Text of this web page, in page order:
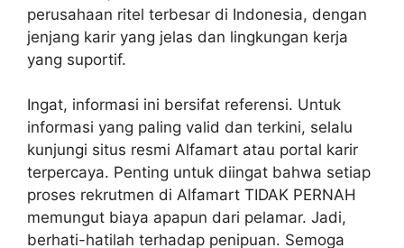
perusahaan ritel terbesar di Indonesia, dengan
jenjang karir yang jelas dan lingkungan kerja
yang suportif.
Ingat, informasi ini bersifat referensi. Untuk
informasi yang paling valid dan terkini, selalu
kunjungi situs resmi Alfamart atau portal karir
terpercaya. Penting untuk diingat bahwa setiap
proses rekrutmen di Alfamart TIDAK PERNAH
memungut biaya apapun dari pelamar. Jadi,
berhati-hatilah terhadap penipuan. Semoga